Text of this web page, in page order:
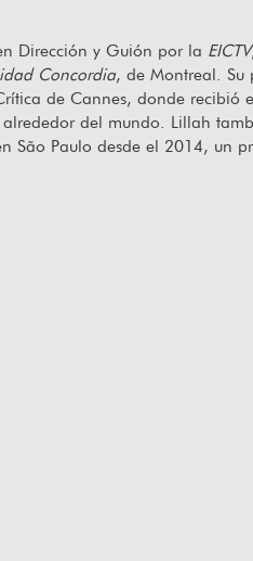
Orlando Senna
Dirección y Guión por la EICTV
Concordia, de Montreal. Su
de Cannes, donde recibió
alrededor del mundo. Lillah
São Paulo desde el 2014, un